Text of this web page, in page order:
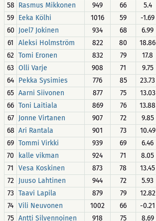
58 Rasmus Mikkonen 949 66 5.4
59 Eeka Kölhi 1016 59 -1.69
60 Joel7 Jokinen 934 68 6.99
61
Aleksi Holmström 822 80 18.86
62 Tomi Eronen 832 79 17.8
63 Olli Varje 908 71 9.75
64 Pekka Sysimies 776 85 23.73
65 Aarni Siivonen 877 75 13.03
66 Toni Laitiala 869 76 13.88
67
Jonne Virtanen 907 72 9.85
68 Ari Rantala 901 73 10.49
69 Tommi Virkki 939 69 6.46
70
kalle vikman 924 71 8.05
71
Vesa Koskinen 873 78 13.45
72
Juuso Lahtinen 944 72 5.93
73 Taavi Lapila 879 79 12.82
74 Vili Neuvonen 1002 66 -0.21
75 Antti Silvennoinen 918 75 8.69